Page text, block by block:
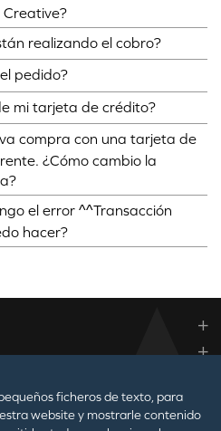
ficheros de texto, para
website y mostrarle contenido
Creative?
realizando el cobro?
pedido?
mi tarjeta de crédito?
compra con una tarjeta de
¿Cómo cambio la
el error ^^Transacción
hacer?